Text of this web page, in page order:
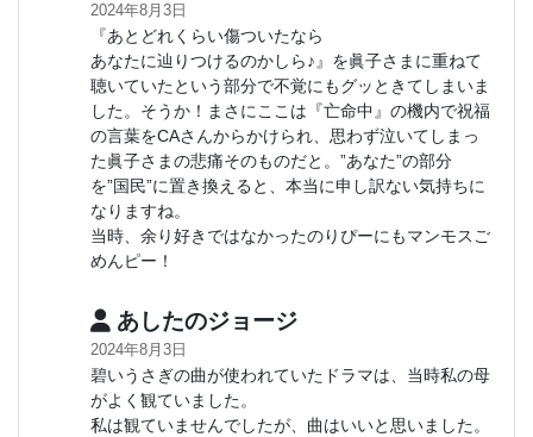
2024年8月3日
『あとどれくらい傷ついたなら
あなたに辿りつけるのかしら♪』を眞子さまに重ねて
聴いていたという部分で不覚にもグッときてしまいま
した。そうか！まさにここは『亡命中』の機内で祝福
の言葉をCAさんからかけられ、思わず泣いてしまっ
た眞子さまの悲痛そのものだと。”あなた”の部分
を”国民”に置き換えると、本当に申し訳ない気持ちに
なりますね。
当時、余り好きではなかったのりぴーにもマンモスご
めんピー！
あしたのジョージ
2024年8月3日
碧いうさぎの曲が使われていたドラマは、当時私の母
がよく観ていました。
私は観ていませんでしたが、曲はいいと思いました。